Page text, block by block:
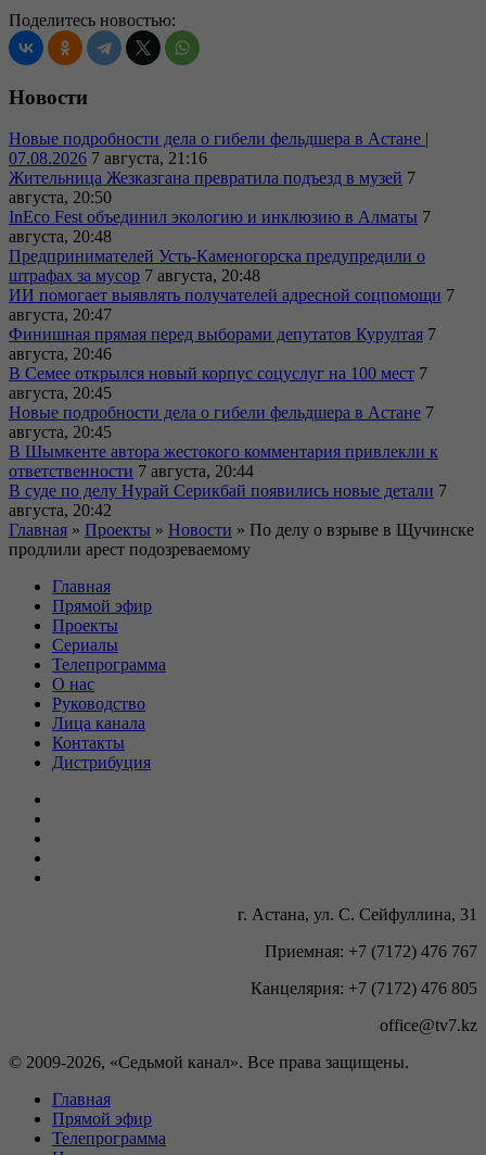
Поделитесь новостью:
Новости
Новые подробности дела о гибели фельдшера в Астане |
07.08.2026 7 августа, 21:16
Жительница Жезказгана превратила подъезд в музей 7
августа, 20:50
InEco Fest объединил экологию и инклюзию в Алматы 7
августа, 20:48
Предпринимателей Усть-Каменогорска предупредили о
штрафах за мусор 7 августа, 20:48
ИИ помогает выявлять получателей адресной соцпомощи 7
августа, 20:47
Финишная прямая перед выборами депутатов Курултая 7
августа, 20:46
В Семее открылся новый корпус соцуслуг на 100 мест 7
августа, 20:45
Новые подробности дела о гибели фельдшера в Астане 7
августа, 20:45
В Шымкенте автора жестокого комментария привлекли к
ответственности 7 августа, 20:44
В суде по делу Нурай Серикбай появились новые детали 7
августа, 20:42
Главная » Проекты » Новости » По делу о взрыве в Щучинске
продлили арест подозреваемому
Главная
Прямой эфир
Проекты
Сериалы
Телепрограмма
О нас
Руководство
Лица канала
Контакты
Дистрибуция
г. Астана, ул. С. Сейфуллина, 31
Приемная: +7 (7172) 476 767
Канцелярия: +7 (7172) 476 805
office@tv7.kz
© 2009-2026, «Седьмой канал». Все права защищены.
Главная
Прямой эфир
Телепрограмма